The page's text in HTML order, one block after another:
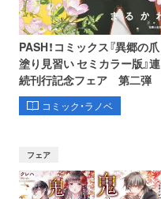
PASH！コミックス『異郷の爪
塗り見習い セミカラー版』連
続刊行記念フェア 第二弾
コミック・ラノベ
フェア